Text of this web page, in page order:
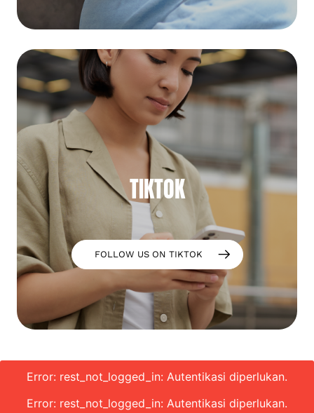
TIKTOK
FOLLOW US ON TIKTOK
Error: rest_not_logged_in: Autentikasi diperlukan.
Error: rest_not_logged_in: Autentikasi diperlukan.